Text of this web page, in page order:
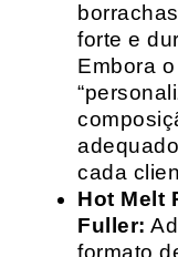
forte e
Embora
cada
Hot Melt
Fuller:
formato